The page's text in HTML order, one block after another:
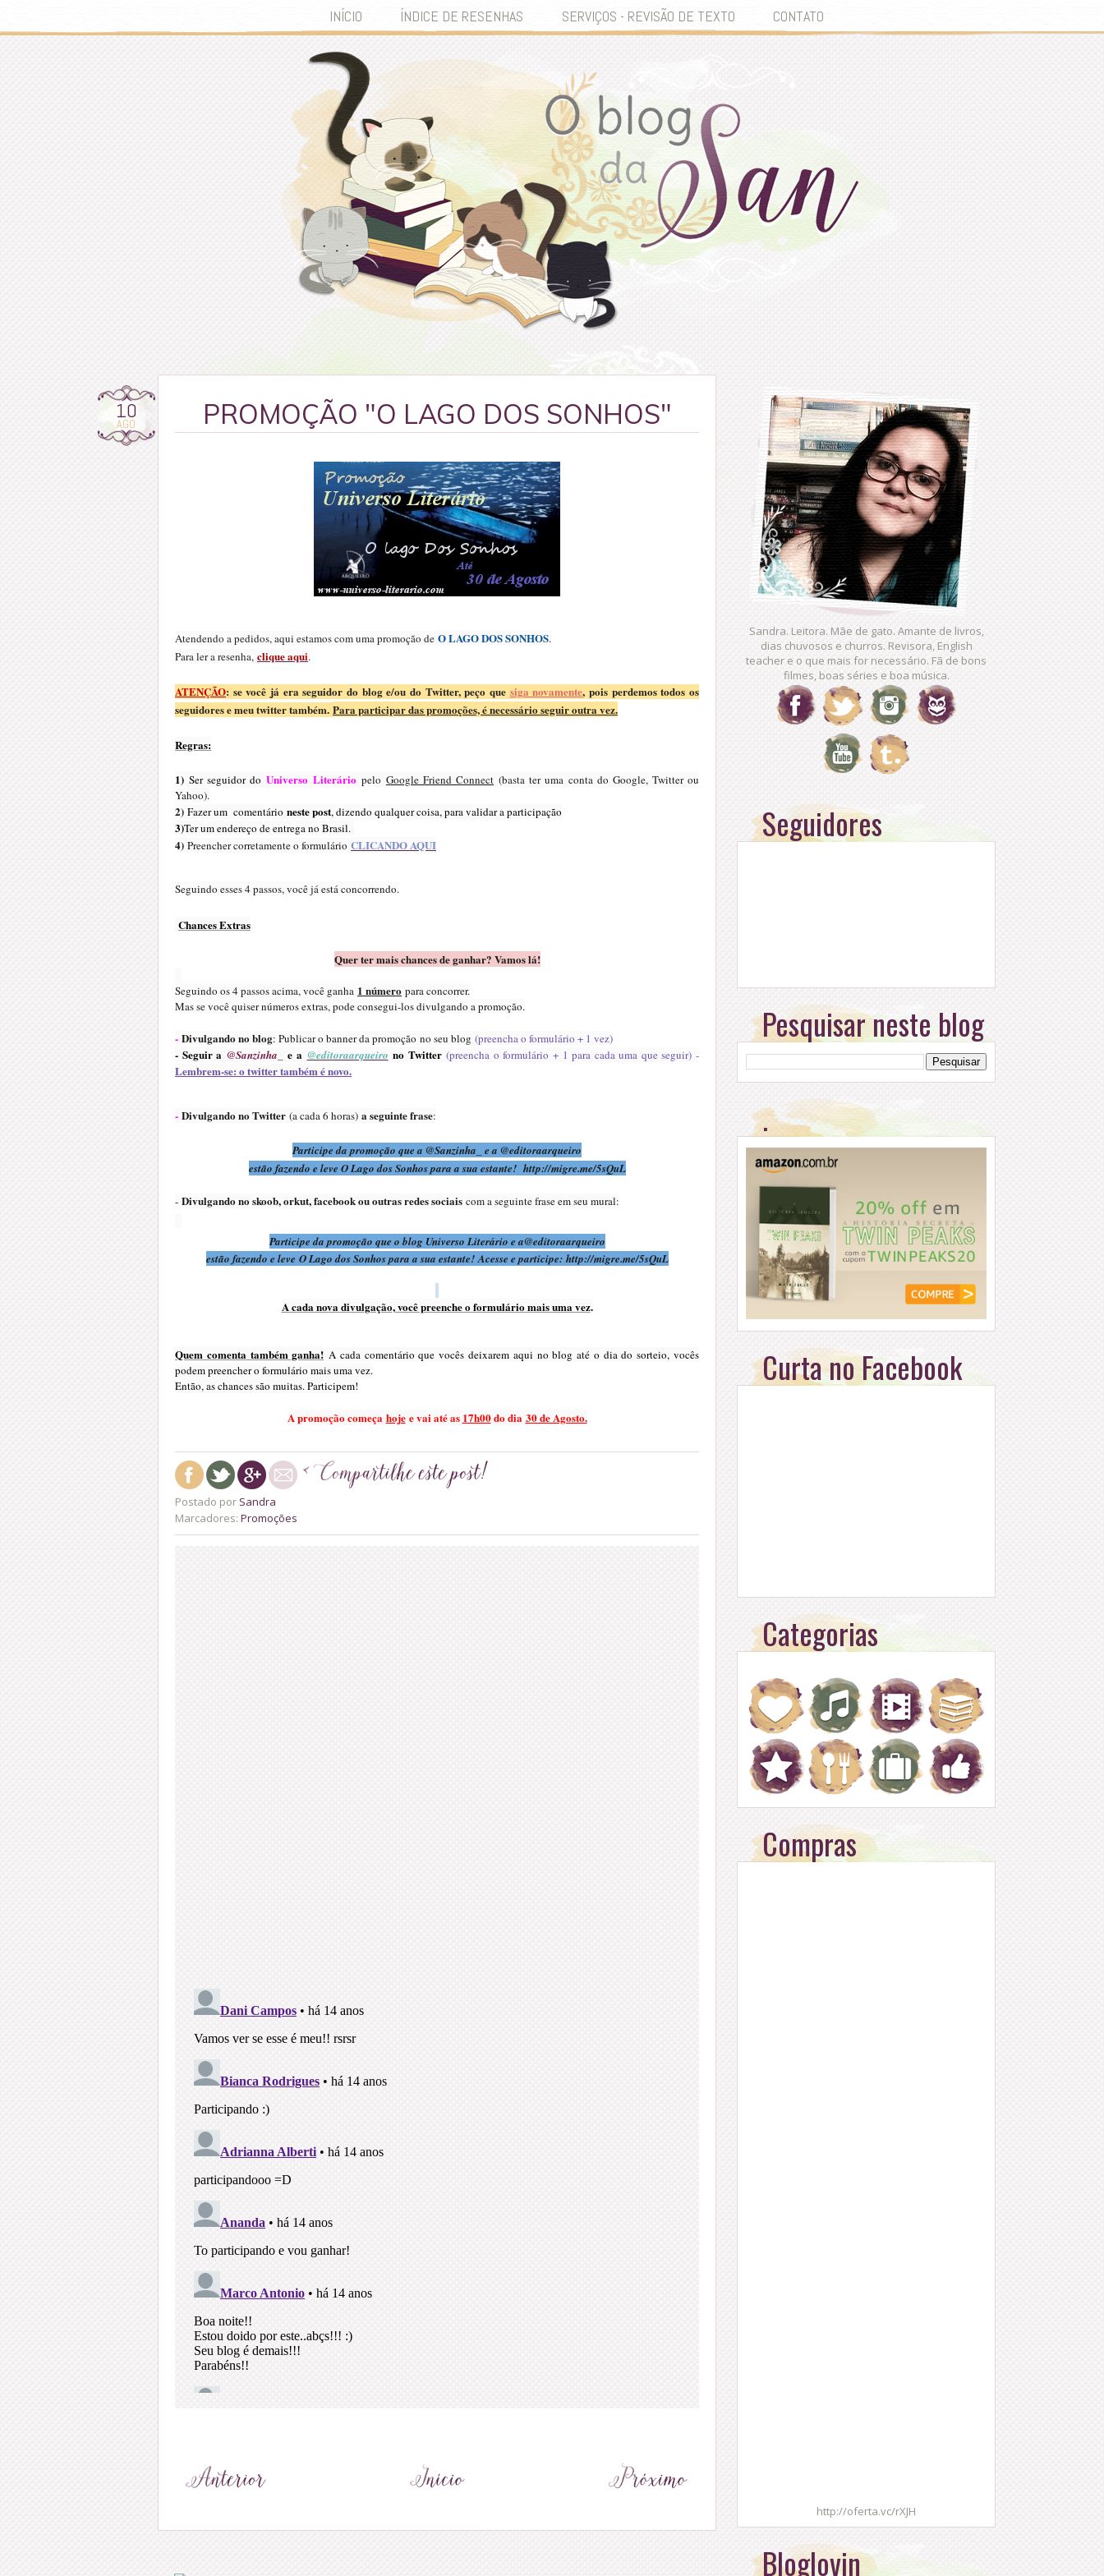
INÍCIO ÍNDICE DE RESENHAS SERVIÇOS - REVISÃO DE TEXTO CONTATO
10
AGO PROMOÇÃO "O LAGO DOS SONHOS"
Atendendo a pedidos, aqui estamos com uma promoção de O LAGO DOS SONHOS.
Para ler a resenha, clique aqui.
ATENÇÃO: se você já era seguidor do blog e/ou do Twitter, peço que siga novamente, pois perdemos todos os
seguidores e meu twitter também. Para participar das promoções, é necessário seguir outra vez.
Regras:
1)Ser seguidor doUniverso Literáriopelo Google Friend Connect (basta ter uma conta do Google, Twitter ou
Yahoo).
2) Fazer um comentário neste post, dizendo qualquer coisa, para validar a participação
3)Ter um endereço de entrega no Brasil.
4) Preencher corretamente o formulário CLICANDO AQUI
Seguindo esses 4 passos, você já está concorrendo.
Chances Extras
Quer ter mais chances de ganhar? Vamos lá!
Seguindo os 4 passos acima, você ganha 1 número para concorrer.
Mas se você quiser números extras, pode consegui-los divulgando a promoção.
- Divulgando no blog: Publicar o banner da promoção no seu blog (preencha o formulário + 1 vez)
- Seguir a @Sanzinha_ e a @editoraarqueiro no Twitter(preencha o formulário + 1 para cada uma que seguir) -
Lembrem-se: o twitter também é novo.
- Divulgando no Twitter (a cada 6 horas) a seguinte frase:
Participe da promoção que a @Sanzinha_ e a @editoraarqueiro
estão fazendo e leve O Lago dos Sonhos para a sua estante! http://migre.me/5sQuL
- Divulgando no skoob, orkut, facebook ou outras redes sociais com a seguinte frase em seu mural:
Participe da promoção que o blog Universo Literário e a@editoraarqueiro
estão fazendo e leve O Lago dos Sonhos para a sua estante! Acesse e participe: http://migre.me/5sQuL
A cada nova divulgação, você preenche o formulário mais uma vez.
Quem comenta também ganha! A cada comentário que vocês deixarem aqui no blog até o dia do sorteio, vocês
podem preencher o formulário mais uma vez.
Então, as chances são muitas. Participem!
A promoção começa hojee vai até as 17h00do dia 30 de Agosto.
Postado por Sandra
Marcadores: Promoções
Sandra. Leitora. Mãe de gato. Amante de livros,
dias chuvosos e churros. Revisora, English
teacher e o que mais for necessário. Fã de bons
filmes, boas séries e boa música.
Seguidores
Pesquisar neste blog
.
Curta no Facebook
Categorias
Compras
http://oferta.vc/rXJH
Bloglovin